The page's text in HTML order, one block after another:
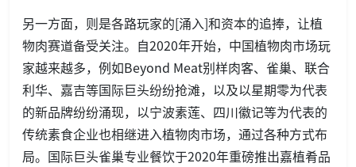
另一方面，则是各路玩家的[涌入]和资本的追捧，让植
物肉赛道备受关注。自2020年开始，中国植物肉市场玩
家越来越多，例如Beyond Meat别样肉客、雀巢、联合
利华、嘉吉等国际巨头纷纷抢滩，以及以星期零为代表
的新品牌纷纷涌现，以宁波素莲、四川徽记等为代表的
传统素食企业也相继进入植物肉市场，通过各种方式布
局。国际巨头雀巢专业餐饮于2020年重磅推出嘉植肴品